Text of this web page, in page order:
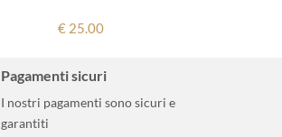
€ 25.00
Pagamenti sicuri
I nostri pagamenti sono sicuri e
garantiti